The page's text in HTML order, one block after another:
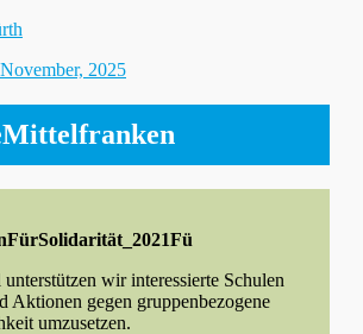
2025Autor
wir interessierte Schulen
Aktionen gegen gruppenbezogene
umzusetzen.